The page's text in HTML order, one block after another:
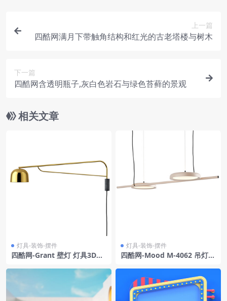
上一篇
四酷网满月下带触角结构和红光的古老塔楼与树木
下一篇
四酷网含透明瓶子,灰白色岩石与绿色苔藓的景观
相关文章
灯具-装饰-摆件
四酷网-Grant 壁灯 灯具3D模
n
灯具-装饰-摆件
四酷网-Mood M-4062 吊灯